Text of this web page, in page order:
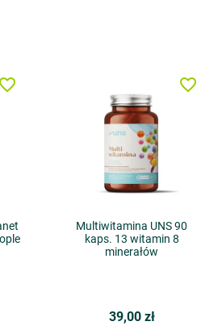
favorite_border
Multiwitamina UNS 90
kaps. 13 witamin 8
minerałów
39,00 zł
favorite_border